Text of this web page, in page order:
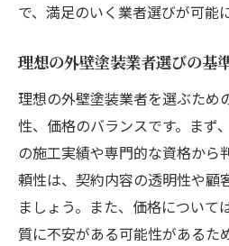
で、満足のいく業者選びが可能
理想の外壁塗装業者選びの基
理想の外壁塗装業者を選ぶため
性、価格のバランスです。まず
の施工実績や専門的な資格から
頼性は、契約内容の透明性や顧
ましょう。また、価格について
質に不安がある可能性があるた